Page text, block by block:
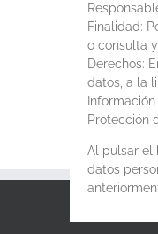
Finalidad:
o consulta
Derechos:
datos, a la
Protección
Al pulsar el
datos